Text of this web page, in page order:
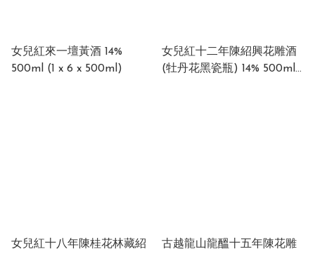
女兒紅來一壇黃酒 14%
500ml (1 x 6 x 500ml)
女兒紅十二年陳紹興花雕酒
(牡丹花黑瓷瓶) 14% 500ml (
女兒紅十八年陳桂花林藏紹
古越龍山龍醞十五年陳花雕